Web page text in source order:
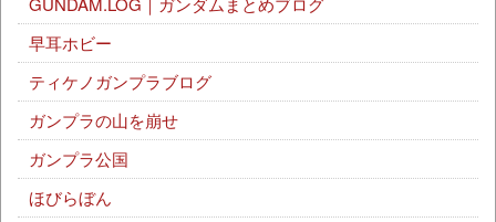
早耳ホビー
ティケノガンプラブログ
ガンプラの山を崩せ
ガンプラ公国
ほびらぼん